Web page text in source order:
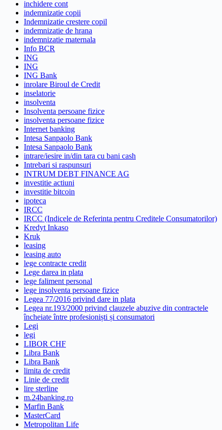
inchidere cont
indemnizatie copii
Indemnizatie crestere copil
indemnizatie de hrana
indemnizatie maternala
Info BCR
ING
ING
ING Bank
inrolare Biroul de Credit
inselatorie
insolventa
Insolventa persoane fizice
insolventa persoane fizice
Internet banking
Intesa Sanpaolo Bank
Intesa Sanpaolo Bank
intrare/iesire in/din tara cu bani cash
Intrebari si raspunsuri
INTRUM DEBT FINANCE AG
investitie actiuni
investitie bitcoin
ipoteca
IRCC
IRCC (Indicele de Referinta pentru Creditele Consumatorilor)
Kredyt Inkaso
Kruk
leasing
leasing auto
lege contracte credit
Lege darea in plata
lege faliment personal
lege insolventa persoane fizice
Legea 77/2016 privind dare in plata
Legea nr.193/2000 privind clauzele abuzive din contractele
încheiate între profesioniști și consumatori
Legi
legi
LIBOR CHF
Libra Bank
Libra Bank
limita de credit
Linie de credit
lire sterline
m.24banking.ro
Marfin Bank
MasterCard
Metropolitan Life